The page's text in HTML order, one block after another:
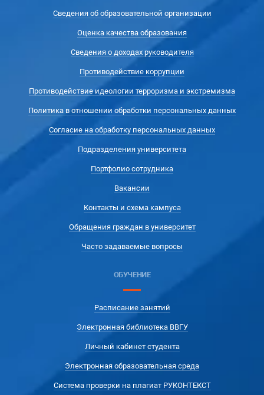
Сведения об образовательной организации
Оценка качества образования
Сведения о доходах руководителя
Противодействие коррупции
Противодействие идеологии терроризма и экстремизма
Политика в отношении обработки персональных данных
Согласие на обработку персональных данных
Подразделения университета
Портфолио сотрудника
Вакансии
Контакты и схема кампуса
Обращения граждан в университет
Часто задаваемые вопросы
ОБУЧЕНИЕ
Расписание занятий
Электронная библиотека ВВГУ
Личный кабинет студента
Электронная образовательная среда
Система проверки на плагиат РУКОНТЕКСТ